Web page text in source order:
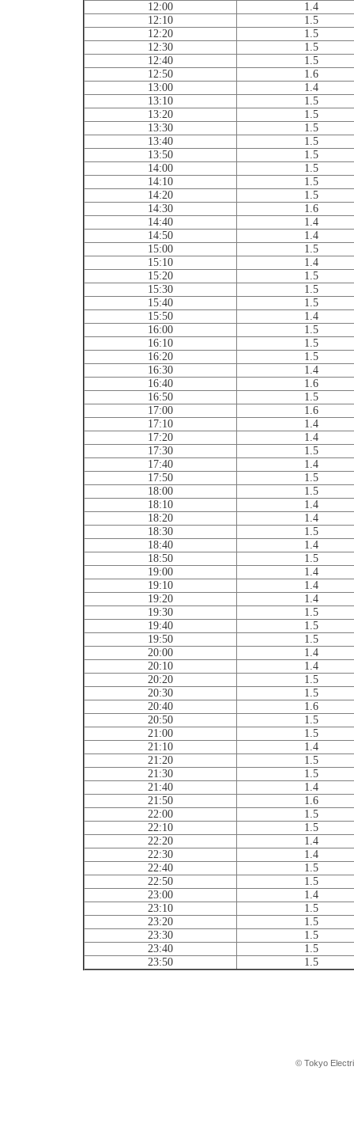
12:00
1.4
12:10
1.5
12:20
1.5
12:30
1.5
12:40
1.5
12:50
1.6
13:00
1.4
13:10
1.5
13:20
1.5
13:30
1.5
13:40
1.5
13:50
1.5
14:00
1.5
14:10
1.5
14:20
1.5
14:30
1.6
14:40
1.4
14:50
1.4
15:00
1.5
15:10
1.4
15:20
1.5
15:30
1.5
15:40
1.5
15:50
1.4
16:00
1.5
16:10
1.5
16:20
1.5
16:30
1.4
16:40
1.6
16:50
1.5
17:00
1.6
17:10
1.4
17:20
1.4
17:30
1.5
17:40
1.4
17:50
1.5
18:00
1.5
18:10
1.4
18:20
1.4
18:30
1.5
18:40
1.4
18:50
1.5
19:00
1.4
19:10
1.4
19:20
1.4
19:30
1.5
19:40
1.5
19:50
1.5
20:00
1.4
20:10
1.4
20:20
1.5
20:30
1.5
20:40
1.6
20:50
1.5
21:00
1.5
21:10
1.4
21:20
1.5
21:30
1.5
21:40
1.4
21:50
1.6
22:00
1.5
22:10
1.5
22:20
1.4
22:30
1.4
22:40
1.5
22:50
1.5
23:00
1.4
23:10
1.5
23:20
1.5
23:30
1.5
23:40
1.5
23:50
1.5
© Tokyo